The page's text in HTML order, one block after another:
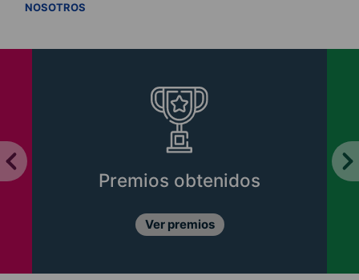
NOSOTROS
Premios obtenidos
Ver premios